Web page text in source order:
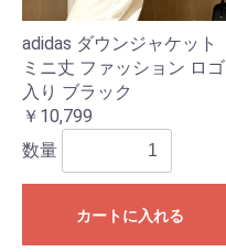
adidas ダウンジャケット
ミニ丈 ファッション ロゴ
入り ブラック
￥10,799
数量
カートに入れる